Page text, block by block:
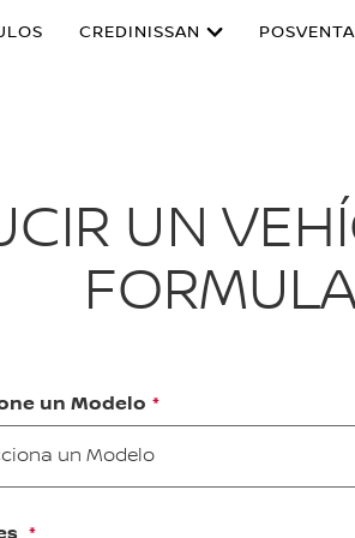
CREDINISSAN POSVENTA
UN
un Modelo
un Modelo